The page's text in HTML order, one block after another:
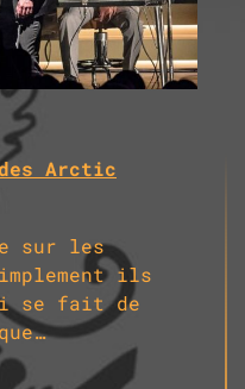
Arctic
sur les
ils
se fait de